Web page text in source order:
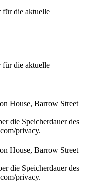
für die aktuelle
für die aktuelle
House, Barrow Street
die Speicherdauer des
privacy.
House, Barrow Street
die Speicherdauer des
privacy.